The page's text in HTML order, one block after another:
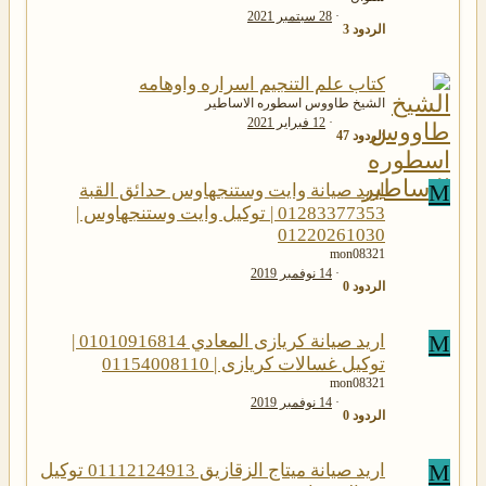
الردود 3
28 سبتمبر 2021
كتاب علم التنجيم اسراره واوهامه
الشيخ طاووس اسطوره الاساطير
الردود 47
12 فبراير 2021
M
اريد صيانة وايت وستنجهاوس حدائق القبة
01283377353 | توكيل وايت وستنجهاوس |
01220261030
mon08321
الردود 0
14 نوفمبر 2019
M
اريد صيانة كريازى المعادي 01010916814 |
توكيل غسالات كريازى | 01154008110
mon08321
الردود 0
14 نوفمبر 2019
M
اريد صيانة ميتاج الزقازيق 01112124913 توكيل